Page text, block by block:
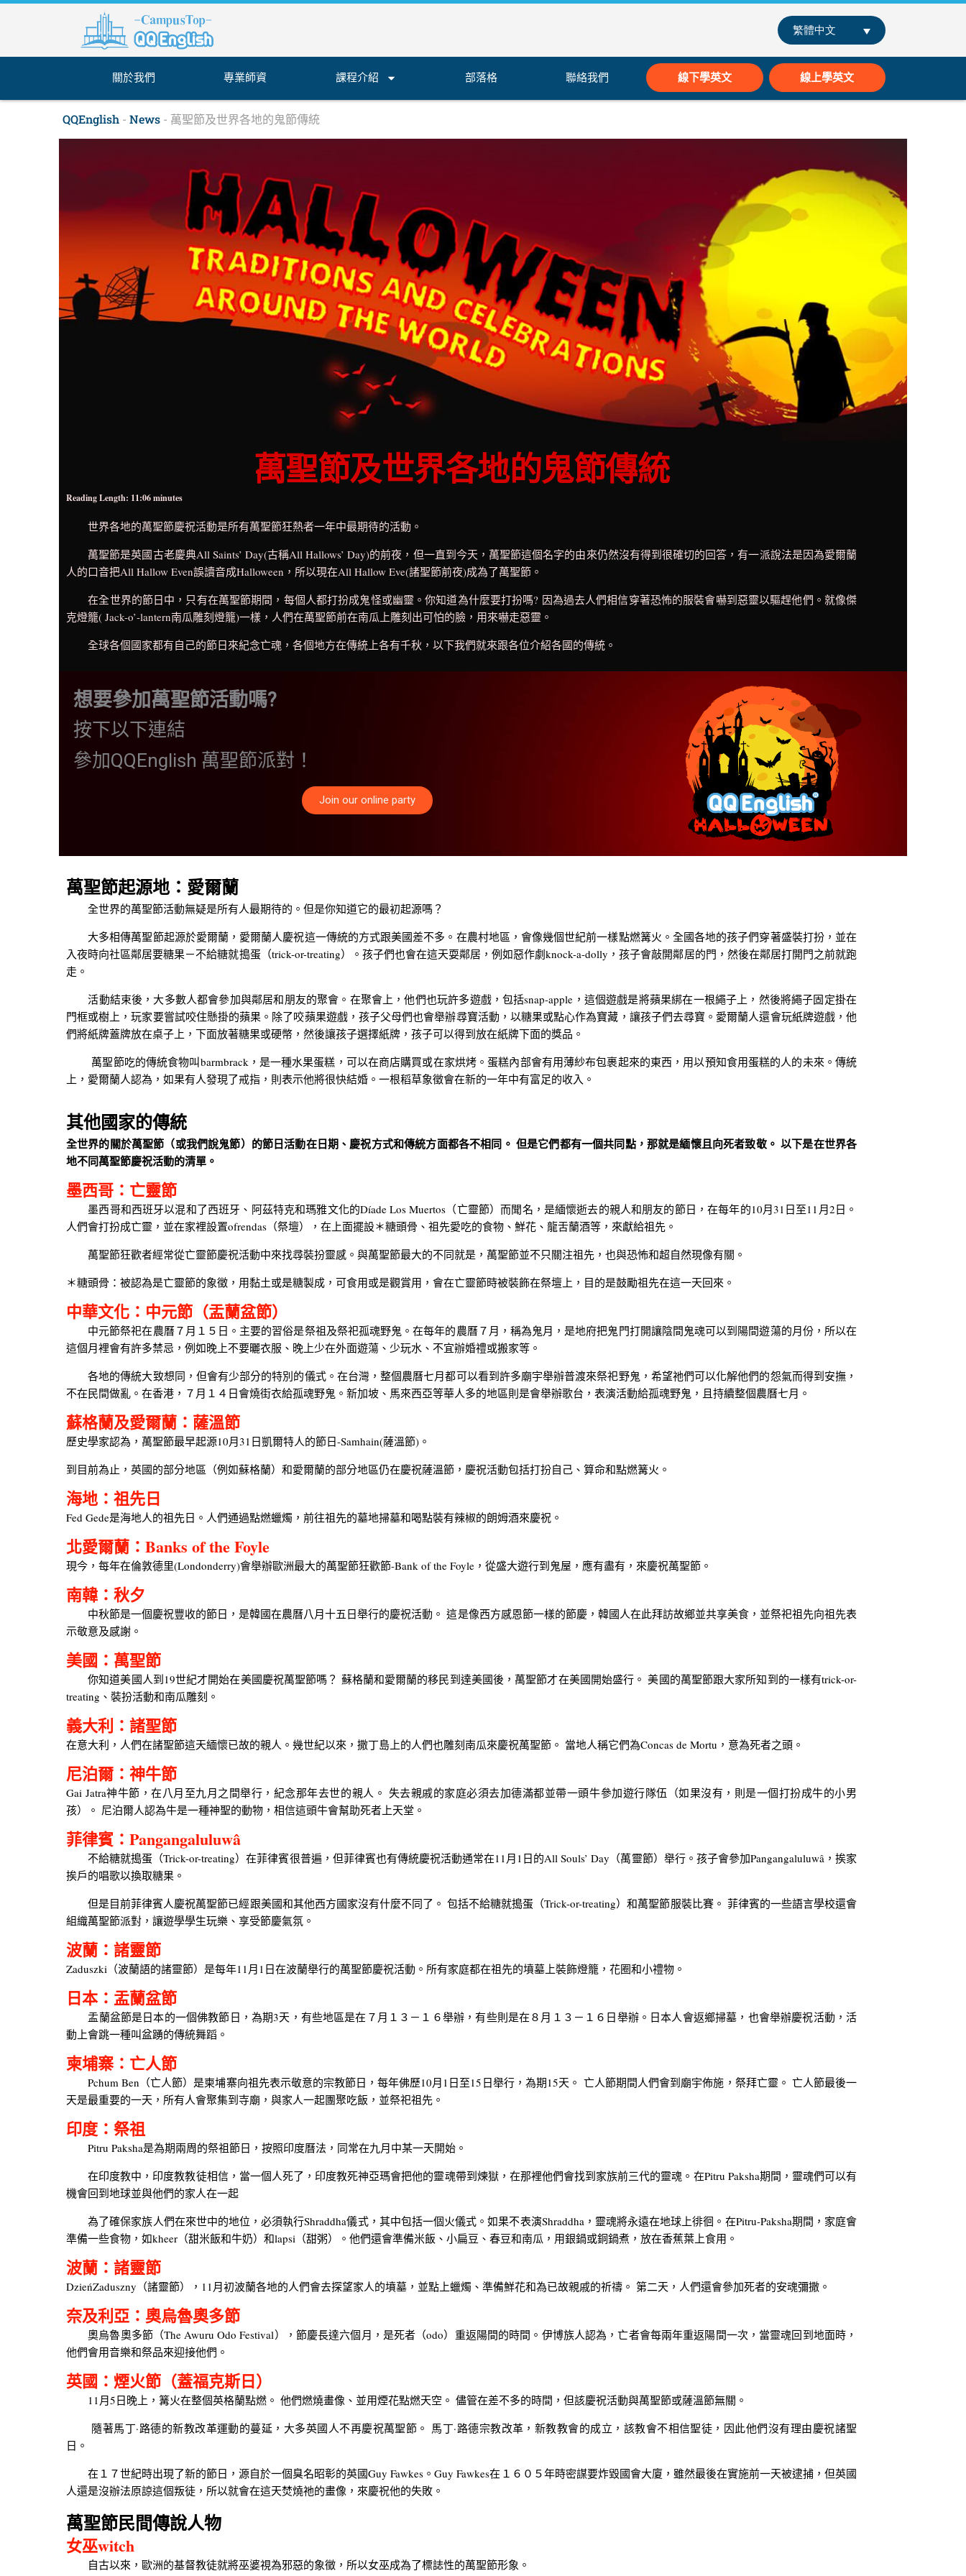
跳
要
繁體中文
關於我們 專業師資 課程介紹 部落格 聯絡我們 線下學英文 線上學英文
QQEnglish - News - 萬聖節及世界各地的鬼節傳統
萬聖節及世界各地的鬼節傳統
Reading Length: 11:06 minutes
世界各地的萬聖節慶祝活動是所有萬聖節狂熱者一年中最期待的活動。
萬聖節是英國古老慶典All Saints’ Day(古稱All Hallows’ Day)的前夜 ，但一直到今天，萬聖節這個名字的由來仍然沒有得到很確切的回答，有一派說法是因為愛爾蘭
人的口音把All Hallow Even誤讀音成Halloween，所以現在All Hallow Eve(諸聖節前夜)成為了萬聖節。
在全世界的節日中，只有在萬聖節期間，每個人都打扮成鬼怪或幽靈。你知道為什麼要打扮嗎? 因為過去人們相信穿著恐怖的服裝會嚇到惡靈以驅趕他們。就像傑
克燈籠( Jack-o’-lantern南瓜雕刻燈籠)一樣，人們在萬聖節前在南瓜上雕刻出可怕的臉，用來嚇走惡靈。
全球各個國家都有自己的節日來紀念亡魂，各個地方在傳統上各有千秋，以下我們就來跟各位介紹各國的傳統。
想要參加萬聖節活動嗎?
按下以下連結
參加QQEnglish 萬聖節派對！
Join our online party
萬聖節起源地：愛爾蘭
全世界的萬聖節活動無疑是所有人最期待的。但是你知道它的最初起源嗎？
大多相傳萬聖節起源於愛爾蘭，愛爾蘭人慶祝這一傳統的方式跟美國差不多。在農村地區，會像幾個世紀前一樣點燃篝火。 全國各地的孩子們穿著盛裝打扮，並在
入夜時向社區鄰居要糖果－不給糖就搗蛋（trick-or-treating）。孩子們也會在這天耍鄰居，例如惡作劇knock-a-dolly，孩子會敲開鄰居的門，然後在鄰居打開門之前就跑
走。
活動結束後，大多數人都會參加與鄰居和朋友的聚會。在聚會上，他們也玩許多遊戲，包括snap-apple，這個遊戲是將蘋果綁在一根繩子上，然後將繩子固定掛在
門框或樹上，玩家要嘗試咬住懸掛的蘋果。除了咬蘋果遊戲，孩子父母們也會舉辦尋寶活動，以糖果或點心作為寶藏，讓孩子們去尋寶。 愛爾蘭人還會玩紙牌遊戲，他
們將紙牌蓋牌放在桌子上，下面放著糖果或硬幣，然後讓孩子選擇紙牌，孩子可以得到放在紙牌下面的獎品。
萬聖節吃的傳統食物叫barmbrack，是一種水果蛋糕，可以在商店購買或在家烘烤。蛋糕內部會有用薄紗布包裹起來的東西，用以預知食用蛋糕的人的未來。傳統
上，愛爾蘭人認為，如果有人發現了戒指，則表示他將很快結婚。一根稻草象徵會在新的一年中有富足的收入。
其他國家的傳統
全世界的關於萬聖節（或我們說鬼節）的節日活動在日期、慶祝方式和傳統方面都各不相同。 但是它們都有一個共同點，那就是緬懷且向死者致敬。 以下是在世界各
地不同萬聖節慶祝活動的清單。
墨西哥：亡靈節
墨西哥和西班牙以混和了西班牙、阿茲特克和瑪雅文化的Díade Los Muertos（亡靈節）而聞名，是緬懷逝去的親人和朋友的節日，在每年的10月31日至11月2日。
人們會打扮成亡靈，並在家裡設置ofrendas（祭壇），在上面擺設＊糖頭骨、祖先愛吃的食物、鮮花、龍舌蘭酒等，來獻給祖先。
萬聖節狂歡者經常從亡靈節慶祝活動中來找尋裝扮靈感。與萬聖節最大的不同就是，萬聖節並不只關注祖先，也與恐怖和超自然現像有關。
＊糖頭骨：被認為是亡靈節的象徵，用黏土或是糖製成，可食用或是觀賞用，會在亡靈節時被裝飾在祭壇上，目的是鼓勵祖先在這一天回來。
中華文化：中元節（盂蘭盆節）
中元節祭祀在農曆７月１５日。主要的習俗是祭祖及祭祀孤魂野鬼。在每年的農曆７月，稱為鬼月，是地府把鬼門打開讓陰間鬼魂可以到陽間遊蕩的月份，所以在
這個月裡會有許多禁忌，例如晚上不要曬衣服、晚上少在外面遊蕩、少玩水、不宜辦婚禮或搬家等。
各地的傳統大致想同，但會有少部分的特別的儀式。在台灣，整個農曆七月都可以看到許多廟宇舉辦普渡來祭祀野鬼，希望祂們可以化解他們的怨氣而得到安撫，
不在民間做亂。在香港，７月１４日會燒街衣給孤魂野鬼。新加坡、馬來西亞等華人多的地區則是會舉辦歌台，表演活動給孤魂野鬼，且持續整個農曆七月。
蘇格蘭及愛爾蘭：薩溫節
歷史學家認為，萬聖節最早起源10月31日凱爾特人的節日-Samhain(薩溫節)。
到目前為止，英國的部分地區（例如蘇格蘭）和愛爾蘭的部分地區仍在慶祝薩溫節，慶祝活動包括打扮自己、算命和點燃篝火。
海地：祖先日
Fed Gede是海地人的祖先日。人們通過點燃蠟燭，前往祖先的墓地掃墓和喝點裝有辣椒的朗姆酒來慶祝。
北愛爾蘭：Banks of the Foyle
現今，每年在倫敦德里(Londonderry)會舉辦歐洲最大的萬聖節狂歡節-Bank of the Foyle，從盛大遊行到鬼屋，應有盡有，來慶祝萬聖節。
南韓：秋夕
中秋節是一個慶祝豐收的節日，是韓國在農曆八月十五日舉行的慶祝活動。 這是像西方感恩節一樣的節慶，韓國人在此拜訪故鄉並共享美食，並祭祀祖先向祖先表
示敬意及感謝。
美國：萬聖節
你知道美國人到19世紀才開始在美國慶祝萬聖節嗎？ 蘇格蘭和愛爾蘭的移民到達美國後，萬聖節才在美國開始盛行。 美國的萬聖節跟大家所知到的一樣有trick-or-
treating、裝扮活動和南瓜雕刻。
義大利：諸聖節
在意大利，人們在諸聖節這天緬懷已故的親人。幾世紀以來，撒丁島上的人們也雕刻南瓜來慶祝萬聖節。 當地人稱它們為Concas de Mortu，意為死者之頭。
尼泊爾：神牛節
Gai Jatra神牛節，在八月至九月之間舉行，紀念那年去世的親人。 失去親戚的家庭必須去加德滿都並帶一頭牛參加遊行隊伍（如果沒有，則是一個打扮成牛的小男
孩）。 尼泊爾人認為牛是一種神聖的動物，相信這頭牛會幫助死者上天堂。
菲律賓：Pangangaluluwâ
不給糖就搗蛋（Trick-or-treating）在菲律賓很普遍，但菲律賓也有傳統慶祝活動通常在11月1日的All Souls’ Day（萬靈節）舉行。孩子會參加Pangangaluluwâ，挨家
挨戶的唱歌以換取糖果。
但是目前菲律賓人慶祝萬聖節已經跟美國和其他西方國家沒有什麼不同了。 包括不給糖就搗蛋（Trick-or-treating）和萬聖節服裝比賽。 菲律賓的一些語言學校還會
組織萬聖節派對，讓遊學學生玩樂、享受節慶氣氛。
波蘭：諸靈節
Zaduszki（波蘭語的諸靈節）是每年11月1日在波蘭舉行的萬聖節慶祝活動。所有家庭都在祖先的墳墓上裝飾燈籠，花圈和小禮物。
日本：盂蘭盆節
盂蘭盆節是日本的一個佛教節日，為期3天，有些地區是在７月１３－１６舉辦，有些則是在８月１３－１６日舉辦。日本人會返鄉掃墓，也會舉辦慶祝活動，活
動上會跳一種叫盆踴的傳統舞蹈。
柬埔寨：亡人節
Pchum Ben（亡人節）是柬埔寨向祖先表示敬意的宗教節日，每年佛歷10月1日至15日舉行，為期15天。 亡人節期間人們會到廟宇佈施，祭拜亡靈。 亡人節最後一
天是最重要的一天，所有人會聚集到寺廟，與家人一起團聚吃飯，並祭祀祖先。
印度：祭祖
Pitru Paksha是為期兩周的祭祖節日，按照印度曆法，同常在九月中某一天開始。
在印度教中，印度教教徒相信，當一個人死了，印度教死神亞瑪會把他的靈魂帶到煉獄，在那裡他們會找到家族前三代的靈魂。在Pitru Paksha期間，靈魂們可以有
機會回到地球並與他們的家人在一起
為了確保家族人們在來世中的地位，必須執行Shraddha儀式，其中包括一個火儀式。如果不表演Shraddha，靈魂將永遠在地球上徘徊。在Pitru-Paksha期間，家庭會
準備一些食物，如kheer（甜米飯和牛奶）和lapsi（甜粥）。他們還會準備米飯、小扁豆、春豆和南瓜，用銀鍋或銅鍋煮，放在香蕉葉上食用。
波蘭：諸靈節
DzieńZaduszny（諸靈節），11月初波蘭各地的人們會去探望家人的墳墓，並點上蠟燭、準備鮮花和為已故親戚的祈禱。 第二天，人們還會參加死者的安魂彌撒。
奈及利亞：奧烏魯奧多節
奧烏魯奧多節（The Awuru Odo Festival），節慶長達六個月，是死者（odo）重返陽間的時間。伊博族人認為，亡者會每兩年重返陽間一次，當靈魂回到地面時，
他們會用音樂和祭品來迎接他們。
英國：煙火節（蓋福克斯日）
11月5日晚上，篝火在整個英格蘭點燃。 他們燃燒畫像、並用煙花點燃天空。 儘管在差不多的時間，但該慶祝活動與萬聖節或薩溫節無關。
隨著馬丁·路德的新教改革運動的蔓延，大多英國人不再慶祝萬聖節。 馬丁·路德宗教改革，新教教會的成立，該教會不相信聖徒，因此他們沒有理由慶祝諸聖
日。
在１７世紀時出現了新的節日，源自於一個臭名昭彰的英國Guy Fawkes。Guy Fawkes在１６０５年時密謀要炸毀國會大廈，雖然最後在實施前一天被逮捕，但英國
人還是沒辦法原諒這個叛徒，所以就會在這天焚燒祂的畫像，來慶祝他的失敗。
萬聖節民間傳說人物
女巫witch
自古以來，歐洲的基督教徒就將巫婆視為邪惡的象徵，所以女巫成為了標誌性的萬聖節形象。